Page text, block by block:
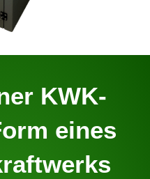
KWK-
eines